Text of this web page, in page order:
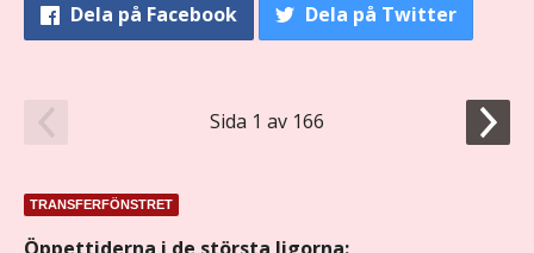
Dela på Facebook Dela på Twitter
Sida 1 av 166
TRANSFERFÖNSTRET